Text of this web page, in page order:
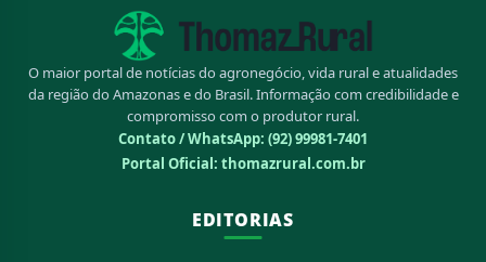
O maior portal de notícias do agronegócio, vida rural e atualidades
da região do Amazonas e do Brasil. Informação com credibilidade e
compromisso com o produtor rural.
Contato / WhatsApp: (92) 99981-7401
Portal Oficial: thomazrural.com.br
EDITORIAS